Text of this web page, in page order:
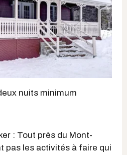
nuits minimum
: Tout près du Mont-
pas les activités à faire qui